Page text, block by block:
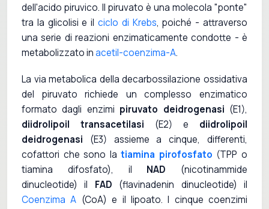
dell'acido piruvico. Il piruvato è una molecola "ponte"
tra la glicolisi e il ciclo di Krebs, poiché - attraverso
una serie di reazioni enzimaticamente condotte - è
metabolizzato inacetil-coenzima-A.
La via metabolica della decarbossilazione ossidativa
del piruvato richiede un complesso enzimatico
formato dagli enzimi piruvato deidrogenasi (E1),
diidrolipoil transacetilasi (E2) e diidrolipoil
deidrogenasi (E3) assieme a cinque, differenti,
cofattori che sono latiamina pirofosfato (TPP o
tiamina difosfato), il NAD (nicotinammide
dinucleotide) il FAD (flavinadenin dinucleotide) il
Coenzima A (CoA) e il lipoato. I cinque coenzimi